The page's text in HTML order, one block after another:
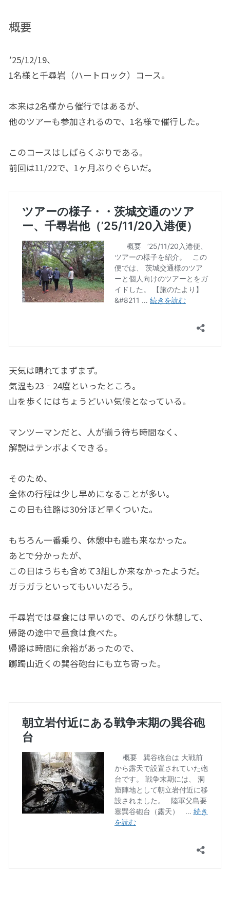
概要
’25/12/19、
1名様と千尋岩（ハートロック）コース。
本来は2名様から催行ではあるが、
他のツアーも参加されるので、1名様で催行した。
このコースはしばらくぶりである。
前回は11/22で、1ヶ月ぶりぐらいだ。
天気は晴れてまずまず。
気温も23‐24度といったところ。
山を歩くにはちょうどいい気候となっている。
マンツーマンだと、人が揃う待ち時間なく、
解説はテンポよくできる。
そのため、
全体の行程は少し早めになることが多い。
この日も往路は30分ほど早くついた。
もちろん一番乗り、休憩中も誰も来なかった。
あとで分かったが、
この日はうちも含めて3組しか来なかったようだ。
ガラガラといってもいいだろう。
千尋岩では昼食には早いので、のんびり休憩して、
帰路の途中で昼食は食べた。
帰路は時間に余裕があったので、
躑躅山近くの巽谷砲台にも立ち寄った。